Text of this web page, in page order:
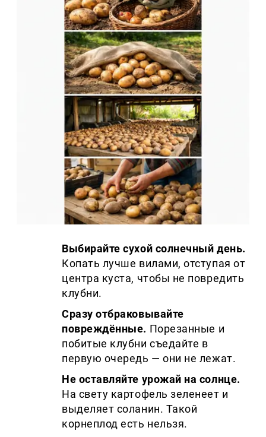
Выбирайте сухой солнечный день.
Копать лучше вилами, отступая от
центра куста, чтобы не повредить
клубни.
Сразу отбраковывайте
повреждённые. Порезанные и
побитые клубни съедайте в
первую очередь — они не лежат.
Не оставляйте урожай на солнце.
На свету картофель зеленеет и
выделяет соланин. Такой
корнеплод есть нельзя.